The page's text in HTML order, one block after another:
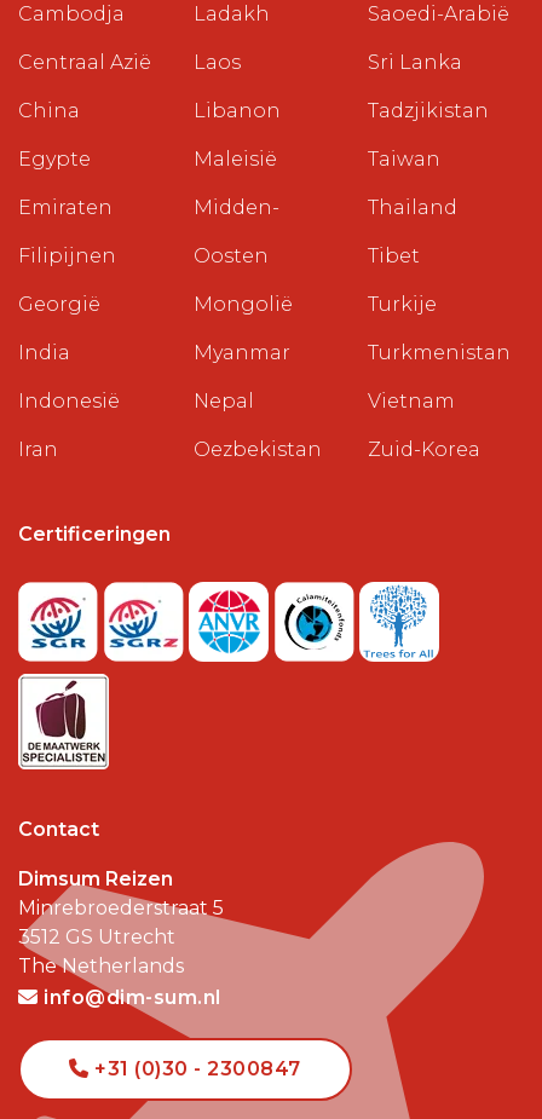
Cambodja
Centraal Azië
China
Egypte
Emiraten
Filipijnen
Georgië
India
Indonesië
Iran
Ladakh
Laos
Libanon
Maleisië
Midden-
Oosten
Mongolië
Myanmar
Nepal
Oezbekistan
Saoedi-Arabië
Sri Lanka
Tadzjikistan
Taiwan
Thailand
Tibet
Turkije
Turkmenistan
Vietnam
Zuid-Korea
Certificeringen
Contact
Dimsum Reizen
Minrebroederstraat 5
3512 GS Utrecht
The Netherlands
info@dim-sum.nl
+31 (0)30 - 2300847